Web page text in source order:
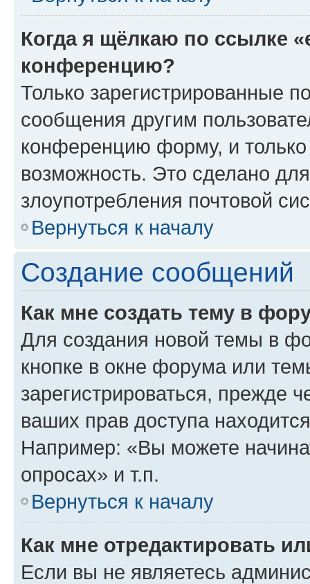
Когда я щёлкаю по ссылке
конференцию?
Только зарегистрированные
сообщения другим
конференцию форму, и
возможность. Это сделано
злоупотребления почтовой
Вернуться к началу
Создание сообщений
Как мне создать тему в
Для создания новой темы в
кнопке в окне форума или
зарегистрироваться, прежде
ваших прав доступа
Например: «Вы можете
опросах» и т.п.
Вернуться к началу
Как мне отредактировать
Если вы не являетесь